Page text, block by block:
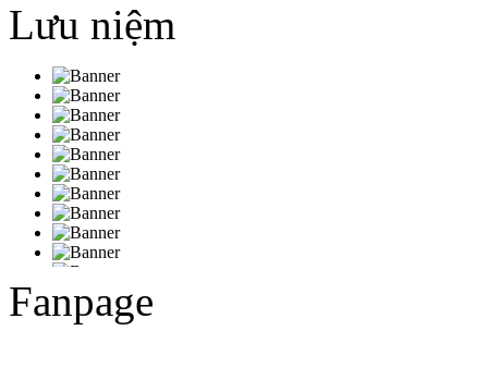
Lưu niệm
Fanpage